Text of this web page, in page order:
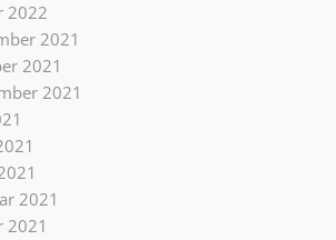
2022
2021
2021
2021
2021
2021